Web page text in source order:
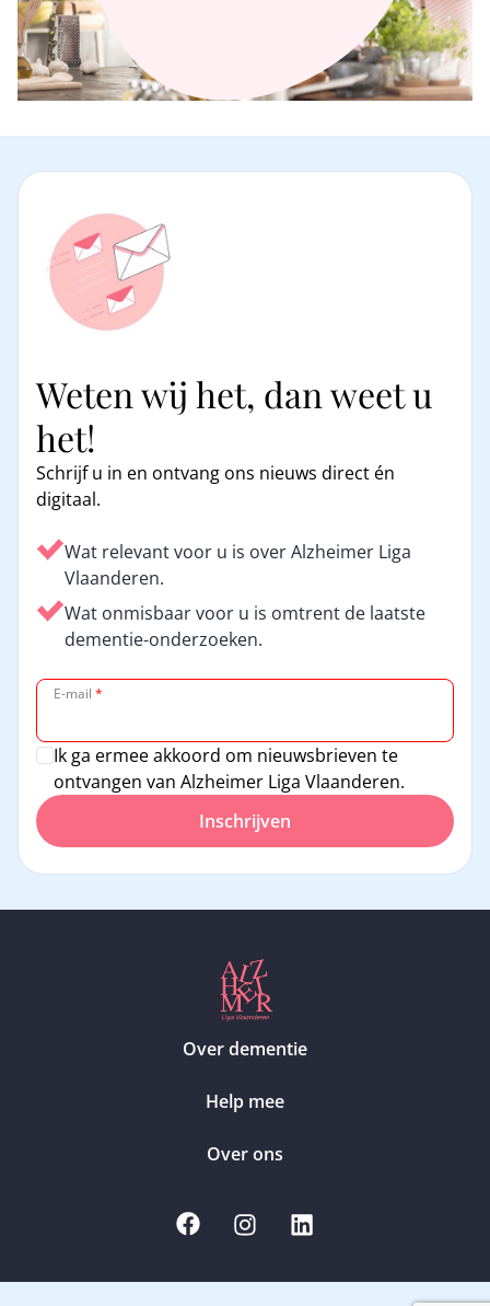
Weten wij het, dan weet u
het!
Schrijf u in en ontvang ons nieuws direct én
digitaal.
Wat relevant voor u is over Alzheimer Liga
Vlaanderen.
Wat onmisbaar voor u is omtrent de laatste
dementie-onderzoeken.
E-mail *
Inschrijven
Ik ga ermee akkoord om nieuwsbrieven te
ontvangen van Alzheimer Liga Vlaanderen.
Over dementie
Help mee
Over ons